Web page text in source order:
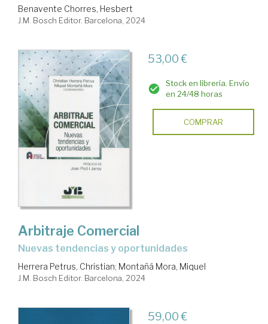
Benavente Chorres, Hesbert
J.M. Bosch Editor. Barcelona, 2024
53,00 €
Stock en librería. Envío
en 24/48 horas
COMPRAR
Arbitraje Comercial
nuevas tendencias y oportunidades
Herrera Petrus, Christian; Montañá Mora, Miquel
J.M. Bosch Editor. Barcelona, 2024
59,00 €